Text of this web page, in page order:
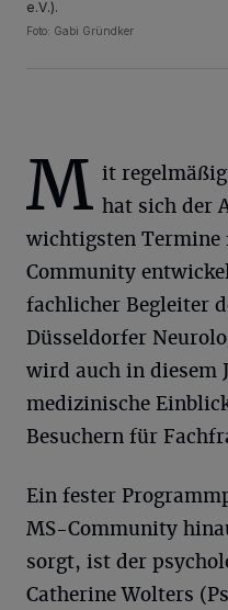
e.V.).
Foto: Gabi Gründker
M it
hat sich der
wichtigsten Termine
Community
fachlicher Begleiter
Düsseldorfer
wird auch in diesem
medizinische
Besuchern für
Ein fester
MS-Community
sorgt, ist der
Catherine Wolters